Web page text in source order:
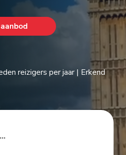
reizigers per jaar | Erkend